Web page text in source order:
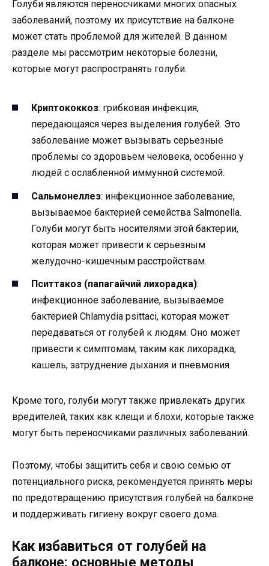
Голуби являются переносчиками многих опасных
заболеваний, поэтому их присутствие на балконе
может стать проблемой для жителей. В данном
разделе мы рассмотрим некоторые болезни,
которые могут распространять голуби.
Криптококкоз: грибковая инфекция,
передающаяся через выделения голубей. Это
заболевание может вызывать серьезные
проблемы со здоровьем человека, особенно у
людей с ослабленной иммунной системой.
Сальмонеллез: инфекционное заболевание,
вызываемое бактерией семейства Salmonella.
Голуби могут быть носителями этой бактерии,
которая может привести к серьезным
желудочно-кишечным расстройствам.
Пситтакоз (папагайчий лихорадка):
инфекционное заболевание, вызываемое
бактерией Chlamydia psittaci, которая может
передаваться от голубей к людям. Оно может
привести к симптомам, таким как лихорадка,
кашель, затруднение дыхания и пневмония.
Кроме того, голуби могут также привлекать других
вредителей, таких как клещи и блохи, которые также
могут быть переносчиками различных заболеваний.
Поэтому, чтобы защитить себя и свою семью от
потенциального риска, рекомендуется принять меры
по предотвращению присутствия голубей на балконе
и поддерживать гигиену вокруг своего дома.
Как избавиться от голубей на